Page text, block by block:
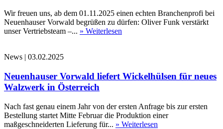
Wir freuen uns, ab dem 01.11.2025 einen echten Branchenprofi bei
Neuenhauser Vorwald begrüßen zu dürfen: Oliver Funk verstärkt
unser Vertriebsteam –... » Weiterlesen
News | 03.02.2025
Neuenhauser Vorwald liefert Wickelhülsen für neues
Walzwerk in Österreich
Nach fast genau einem Jahr von der ersten Anfrage bis zur ersten
Bestellung startet Mitte Februar die Produktion einer
maßgeschneiderten Lieferung für... » Weiterlesen